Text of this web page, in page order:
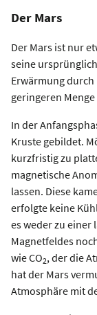
Der Mars
Der Mars ist nur
seine
Erwärmung
geringeren
In der
Kruste gebildet.
kurzfristig zu
magnetische
lassen. Diese
erfolgte keine
es weder zu
Magnetfeldes
wie CO2, der die
hat der Mars
Atmosphäre mit